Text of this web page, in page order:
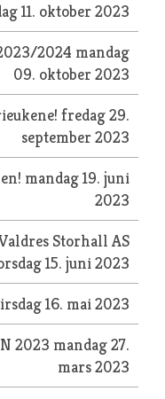
11. oktober 2023
2024 mandag
09. oktober 2023
fredag 29.
september 2023
mandag 19. juni
2023
Storhall AS
15. juni 2023
16. mai 2023
2023 mandag 27.
mars 2023